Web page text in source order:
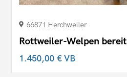
66871 Herchweiler
Rottweiler-Welpen bereit
1.450,00 €VB